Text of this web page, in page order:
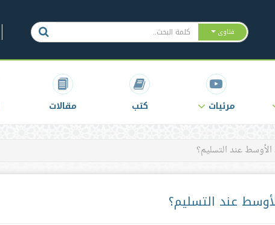
فتاوى
مرئيات كتب مقالات
عند التسليم؟
عند التسليم؟